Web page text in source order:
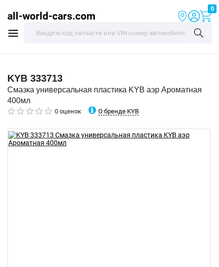
all-world-cars.com
0
KYB 333713
Смазка универсальная пластика KYB аэр Ароматная
400мл
0 оценок О бренде KYB